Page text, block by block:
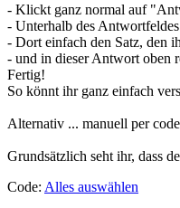
- Klickt ganz normal auf
- Unterhalb des
- Dort einfach den Satz, den
- und in dieser Antwort oben
Fertig!
So könnt ihr ganz einfach
Alternativ ... manuell per
Grundsätzlich seht ihr, dass
Code: Alles auswählen